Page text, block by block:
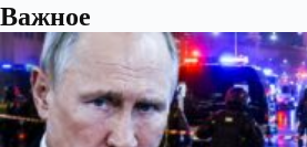
Важное